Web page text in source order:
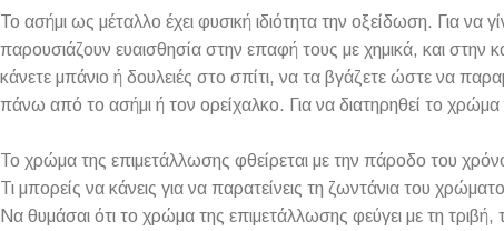
Το ασήμι ως μέταλλο έχει φυσική ιδιότητα την οξείδωση. Για να
παρουσιάζουν ευαισθησία στην επαφή τους με χημικά, και
κάνετε μπάνιο ή δουλειές στο σπίτι, να τα βγάζετε ώστε να
πάνω από το ασήμι ή τον ορείχαλκο. Για να διατηρηθεί το
Το χρώμα της επιμετάλλωσης φθείρεται με την πάροδο του
Τι μπορείς να κάνεις για να παρατείνεις τη ζωντάνια του
Να θυμάσαι ότι το χρώμα της επιμετάλλωσης φεύγει με τη